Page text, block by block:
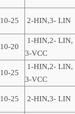
10-25 2-HIN,3- LIN
10-20
1-HIN,2- LIN,
3-VCC
10-25
1-HIN,2- LIN,
3-VCC
10-25 2-HIN,3- LIN